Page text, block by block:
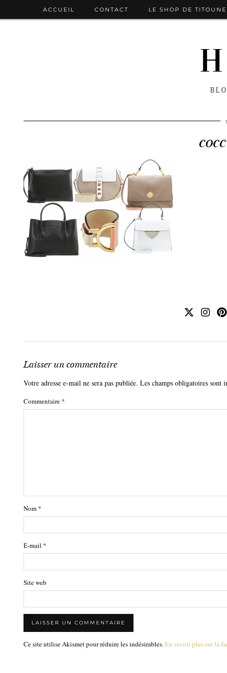
ACCUEIL CONTACT LE SHOP DE TITOUNE
Laisser un commentaire
Votre adresse e-mail ne sera pas publiée. Les champs obligatoires sont
Commentaire *
Nom *
E-mail *
Site web
Ce site utilise Akismet pour réduire les indésirables. En savoir plus sur la